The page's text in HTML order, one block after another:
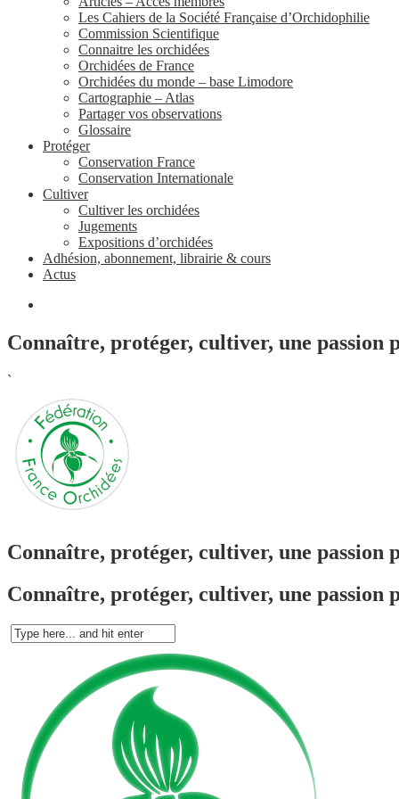
Les Cahiers de la Société Française d’Orchidophilie
Commission Scientifique
Connaitre les orchidées
Orchidées de France
Orchidées du monde – base Limodore
Cartographie – Atlas
Partager vos observations
Glossaire
Protéger
Conservation France
Conservation Internationale
Cultiver
Cultiver les orchidées
Jugements
Expositions d’orchidées
Adhésion, abonnement, librairie & cours
Actus
Connaître, protéger, cultiver, une passion
`
Connaître, protéger, cultiver, une passion
Connaître, protéger, cultiver, une passion